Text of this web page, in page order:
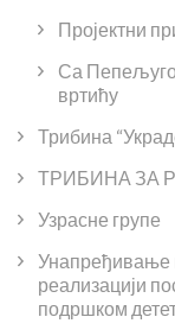
Пројектни
Са
вртићу
Трибина
ТРИБИНА ЗА
Узрасне групе
Унапређивање
реализацији
подршком